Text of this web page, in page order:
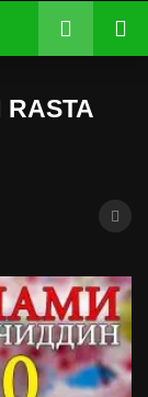
RASTA